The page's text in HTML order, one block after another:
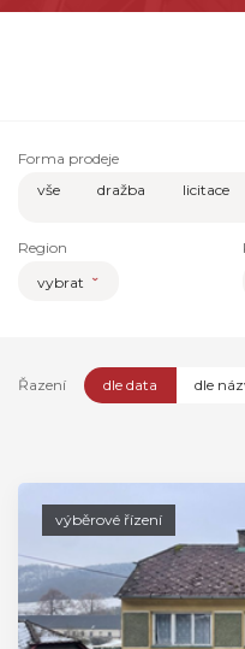
Forma prodeje
vše
dražba licitace
Region
vybrat
Řazení dle data dle
výběrové řízení